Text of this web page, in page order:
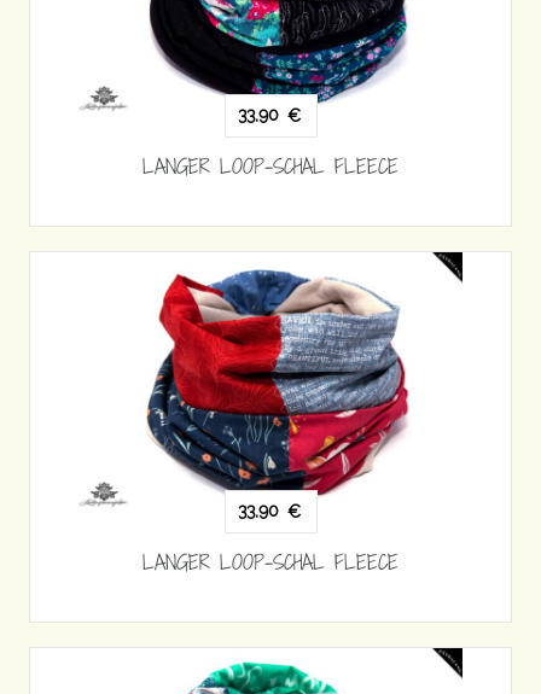
33,90 €
LANGER LOOP-SCHAL FLEECE
33,90 €
LANGER LOOP-SCHAL FLEECE